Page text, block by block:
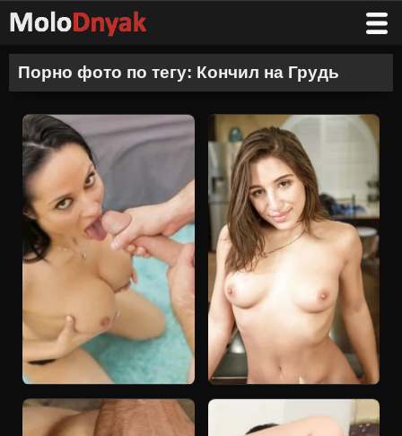
Порно фото по тегу: Кончил на Грудь